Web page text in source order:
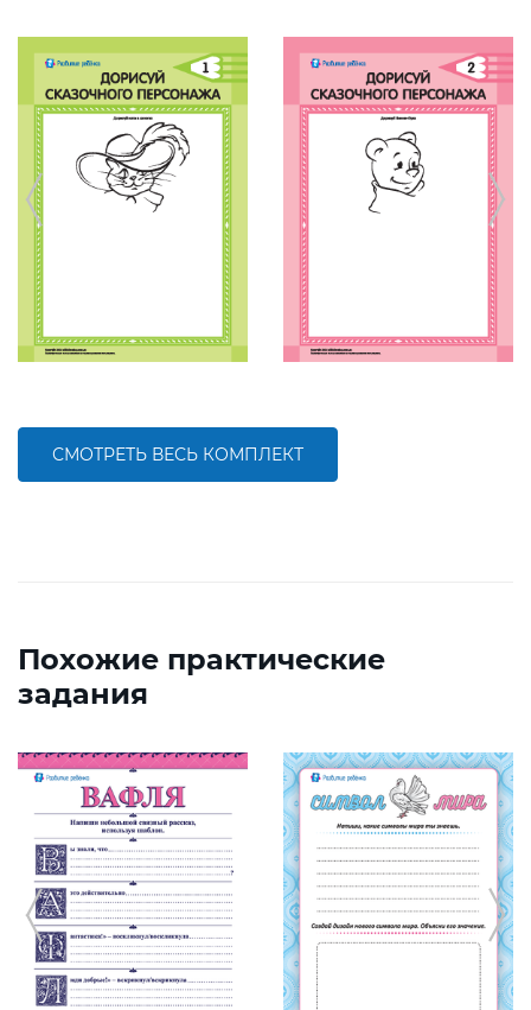
СМОТРЕТЬ ВЕСЬ КОМПЛЕКТ
Похожие практические
задания